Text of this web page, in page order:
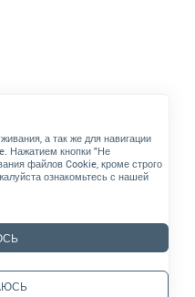
а так же для навигации
Нажатием кнопки "Не
файлов Cookie, кроме строго
ознакомьтесь с нашей